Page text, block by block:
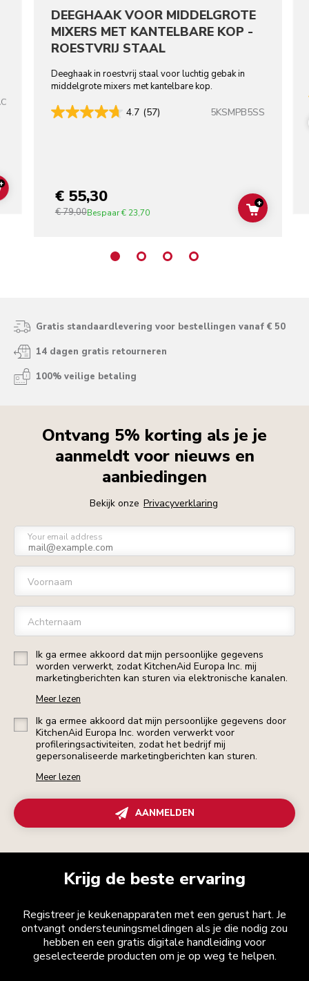
ADD TO CART
DEEGHAAK VOOR MIDDELGROTE
MIXERS MET KANTELBARE KOP -
ROESTVRIJ STAAL
Deeghaak in roestvrij staal voor luchtig gebak in
middelgrote mixers met kantelbare kop.
4.7 (57) 5KSMPB5SS
€ 55,30
€ 79,00Bespaar€ 23,70 ADD TO
+
Gratis standaardlevering voor bestellingen vanaf € 50
14 dagen gratis retourneren
100% veilige betaling
Ontvang 5% korting als je je
aanmeldt voor nieuws en
aanbiedingen
Bekijk onze Privacyverklaring
Your email address
Voornaam
Achternaam
Ik ga ermee akkoord dat mijn persoonlijke gegevens
worden verwerkt, zodat KitchenAid Europa Inc. mij
marketingberichten kan sturen via elektronische kanalen.
Meer lezen
Ik ga ermee akkoord dat mijn persoonlijke gegevens door
KitchenAid Europa Inc. worden verwerkt voor
profileringsactiviteiten, zodat het bedrijf mij
gepersonaliseerde marketingberichten kan sturen.
Meer lezen
AANMELDEN
Krijg de beste ervaring
Registreer je keukenapparaten met een gerust hart. Je
ontvangt ondersteuningsmeldingen als je die nodig zou
hebben en een gratis digitale handleiding voor
geselecteerde producten om je op weg te helpen.